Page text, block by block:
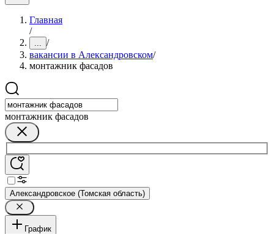
Главная
/
... /
вакансии в Александровском/
монтажник фасадов
монтажник фасадов
Александровское (Томская область)
График